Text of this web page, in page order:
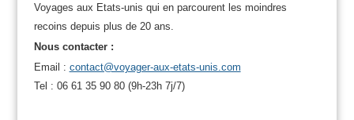
Voyages aux Etats-unis qui en parcourent les moindres
recoins depuis plus de 20 ans.
Nous contacter :
Email : contact@voyager-aux-etats-unis.com
Tel : 06 61 35 90 80 (9h-23h 7j/7)